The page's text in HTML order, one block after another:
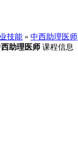
技能 » 中西助理医师
助理医师 课程信息